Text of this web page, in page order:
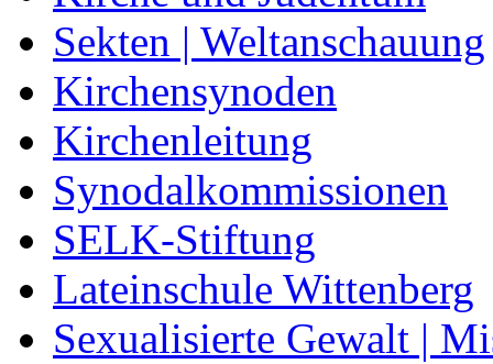
Sekten | Weltanschauung
Kirchensynoden
Kirchenleitung
Synodalkommissionen
SELK-Stiftung
Lateinschule Wittenberg
Sexualisierte Gewalt |